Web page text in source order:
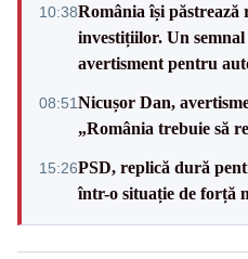
10:38România își
investițiilor. Un
avertisment pentru
08:51Nicușor Dan,
„România trebuie să
15:26PSD, replică dură
într-o situație de forță